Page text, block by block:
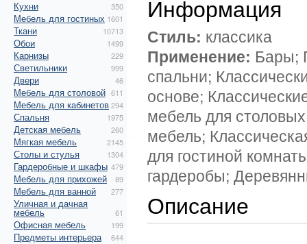
Кухни 350
Мебель для гостиных 1601
Ткани 10713
Обои 1499
Карнизы 229
Светильники 999
Двери 46
Мебель для столовой 611
Мебель для кабинетов294
Спальня 1975
Детская мебель 260
Мягкая мебель 2145
Столы и стулья 1304
Гардеробные и шкафы 479
Мебель для прихожей 89
Мебель для ванной 277
Уличная и дачная
мебель 61
Офисная мебель 199
Предметы интерьера 644
Информация
Стиль: классика
Применение: Бары;
спальни;
основе;
мебель для
мебель;
для гостиной
гардеробы;
Описание